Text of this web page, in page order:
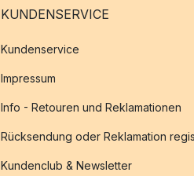
KUNDENSERVICE
Kundenservice
Impressum
Info - Retouren und Reklamationen
Rücksendung oder Reklamation
Kundenclub & Newsletter